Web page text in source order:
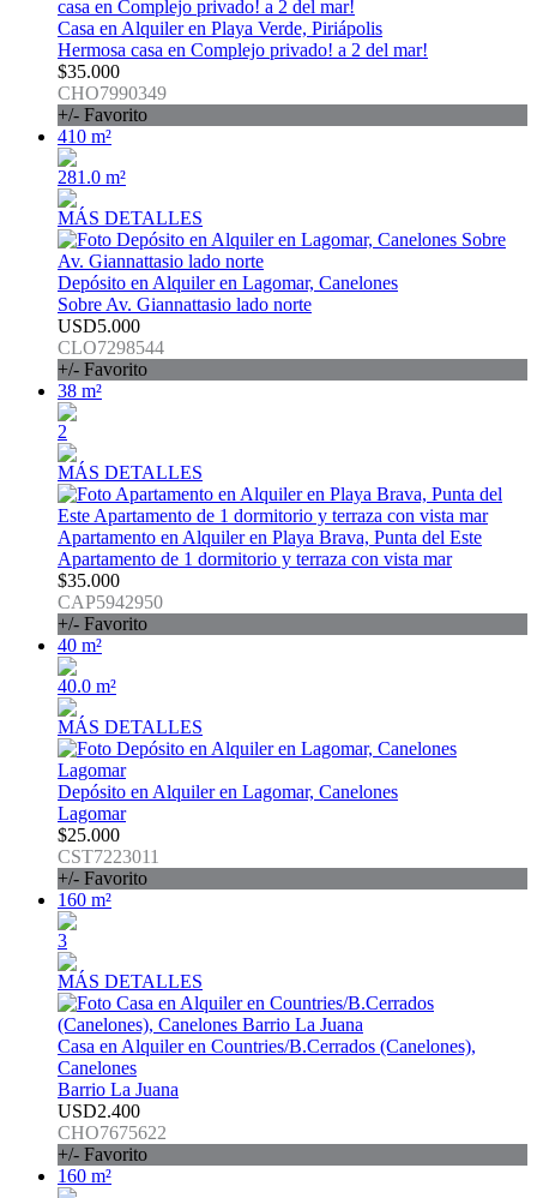
Casa en Alquiler en Playa Verde, Piriápolis
Hermosa casa en Complejo privado! a 2 del mar!
$35.000
CHO7990349
+/- Favorito
410 m²
281.0 m²
MÁS DETALLES
Depósito en Alquiler en Lagomar, Canelones
Sobre Av. Giannattasio lado norte
USD5.000
CLO7298544
+/- Favorito
38 m²
2
MÁS DETALLES
Apartamento en Alquiler en Playa Brava, Punta del Este
Apartamento de 1 dormitorio y terraza con vista mar
$35.000
CAP5942950
+/- Favorito
40 m²
40.0 m²
MÁS DETALLES
Depósito en Alquiler en Lagomar, Canelones
Lagomar
$25.000
CST7223011
+/- Favorito
160 m²
3
MÁS DETALLES
Casa en Alquiler en Countries/B.Cerrados (Canelones),
Canelones
Barrio La Juana
USD2.400
CHO7675622
+/- Favorito
160 m²